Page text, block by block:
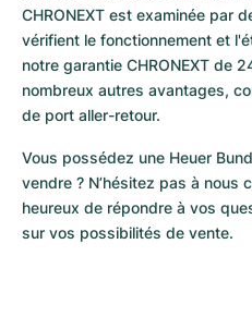
CHRONEXT est examinée par
vérifient le fonctionnement et
notre garantie CHRONEXT de
nombreux autres avantages,
de port aller-retour.
Vous possédez une Heuer
vendre ? N’hésitez pas à nous
heureux de répondre à vos
sur vos possibilités de vente.